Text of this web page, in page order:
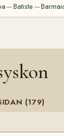
—Batiste —
(179)